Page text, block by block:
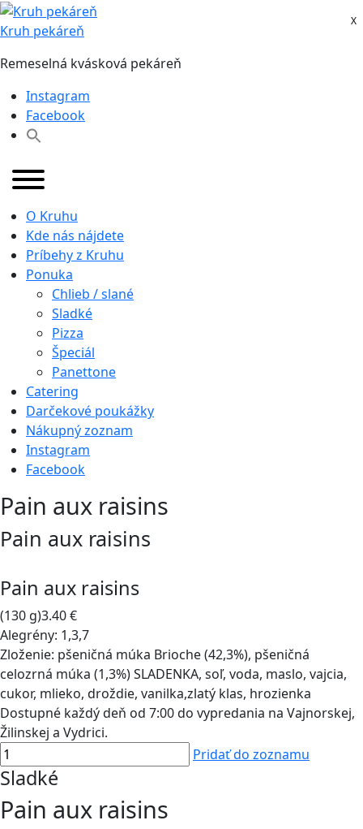
Skip
to
Kruh pekáreň
Remeselná kvásková pekáreň
Instagram
Facebook
O Kruhu
Kde nás nájdete
Príbehy z Kruhu
Ponuka
Chlieb / slané
Sladké
Pizza
Špeciál
Panettone
Catering
Darčekové poukážky
Nákupný zoznam
Instagram
Facebook
Pain aux raisins
Pain aux raisins
Pain aux raisins
(130 g)3.40 €
Alegrény: 1,3,7
Zloženie: pšeničná múka Brioche (42,3%), pšeničná
celozrná múka (1,3%) SLADENKA, soľ, voda, maslo, vajcia,
cukor, mlieko, droždie, vanilka,zlatý klas, hrozienka
Dostupné každý deň od 7:00 do vypredania na Vajnorskej,
Žilinskej a Vydrici.
Pridať do zoznamu
Sladké
Pain aux raisins
X
X